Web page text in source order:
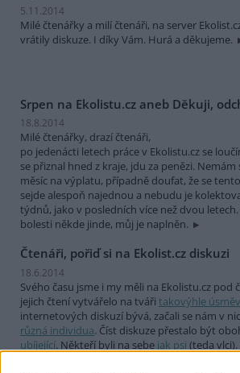
5.11.2014
Milé čtenářky a milí čtenáři, na server
vrátily diskuze. I díky Vám. Hurá a děkujeme.
Srpen na Ekolistu.cz aneb Děkuji,
18.8.2014
Milé čtenářky, drazí čtenáři,
po jedenácti letech práce v Ekolistu.cz se
se přiznal hned z kraje, jdu za penězi. Nemám
měsíc na výplatu, případně doufat, že se
sejde alespoň najednou a nebudu je
týdnů, jako v posledních více než dvou
bolesti někde jinde, můj je naplněn.
Čtenáři, pořiď si na Ekolist.cz diskuzi
18.6.2014
Svého času jsme i my měli na Ekolistu.cz pod
jejich čtení vytvářelo na tváři takovýhle úsměv
internetových diskuzí bývá, začali se nám v
různá individua. Číst diskuze přestalo být
ubíjející. Někteří byli na sebe jak psi (teda